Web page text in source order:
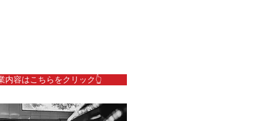
内容はこちらをクリック👆